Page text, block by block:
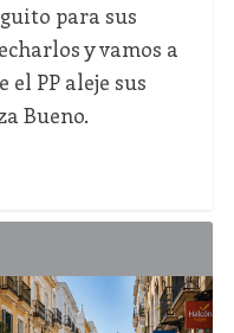
para sus
y vamos a
PP aleje sus
Bueno.